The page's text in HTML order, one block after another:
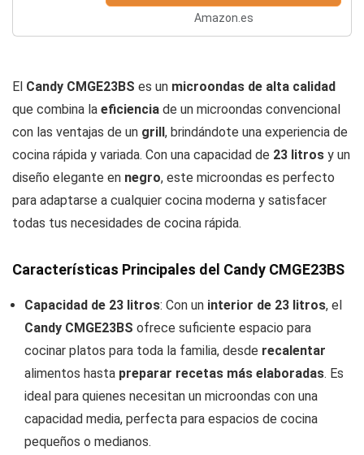
Amazon.es
El Candy CMGE23BS es un microondas de alta calidad
que combina la eficiencia de un microondas convencional
con las ventajas de un grill , brindándote una experiencia de
cocina rápida y variada. Con una capacidad de 23 litros y un
diseño elegante en negro, este microondas es perfecto
para adaptarse a cualquier cocina moderna y satisfacer
todas tus necesidades de cocina rápida.
Características Principales del Candy CMGE23BS
Capacidad de 23 litros: Con un interior de 23 litros, el
Candy CMGE23BS ofrece suficiente espacio para
cocinar platos para toda la familia, desde recalentar
alimentos hasta preparar recetas más elaboradas. Es
ideal para quienes necesitan un microondas con una
capacidad media, perfecta para espacios de cocina
pequeños o medianos.